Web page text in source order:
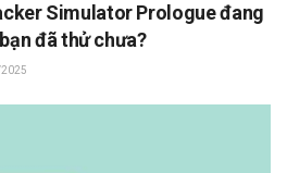
Simulator Prologue đang
đã thử chưa?